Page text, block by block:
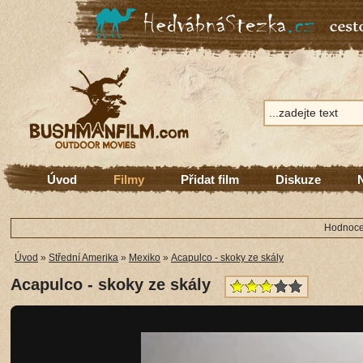
Úvod Filmy Přidat film Diskuze
Úvod » Střední Amerika » Mexiko » Acapulco - skoky ze skály
Acapulco - skoky ze skály